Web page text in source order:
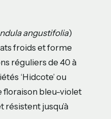
angustifolia)
froids et forme
réguliers de 40 à
‘Hidcote’ ou
floraison bleu-violet
résistent jusqu’à